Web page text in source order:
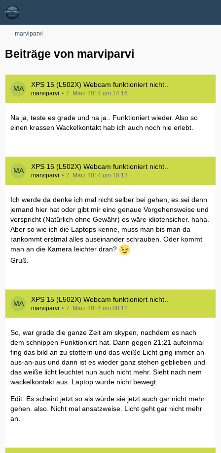
marviparvi
Beiträge von marviparvi
XPS 15 (L502X) Webcam funktioniert nicht..
marviparvi 7. März 2014 um 14:16
Na ja, teste es grade und na ja.. Funktioniert wieder. Also so
einen krassen Wackelkontakt hab ich auch noch nie erlebt.
XPS 15 (L502X) Webcam funktioniert nicht..
marviparvi 7. März 2014 um 10:13
Ich werde da denke ich mal nicht selber bei gehen, es sei denn
jemand hier hat oder gibt mir eine genaue Vorgehensweise und
verspricht (Natürlich ohne Gewähr) es wäre idiotensicher. haha.
Aber so wie ich die Laptops kenne, muss man bis man da
rankommt erstmal alles auseinander schrauben. Oder kommt
man an die Kamera leichter dran?
Gruß.
XPS 15 (L502X) Webcam funktioniert nicht..
marviparvi 7. März 2014 um 08:12
So, war grade die ganze Zeit am skypen, nachdem es nach
dem schnippen Funktioniert hat. Dann gegen 21:21 aufeinmal
fing das bild an zu stottern und das weiße Licht ging immer an-
aus-an-aus und dann ist es wieder ganz stehen geblieben und
das weiße licht leuchtet nun auch nicht mehr. Sieht nach nem
wackelkontakt aus. Laptop wurde nicht bewegt.
Edit: Es scheint jetzt so als würde sie jetzt auch gar nicht mehr
gehen. also. Nicht mal ansatzweise. Licht geht gar nicht mehr
an.